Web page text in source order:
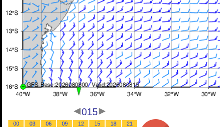
015
00 03 06 09 12 15 18
21